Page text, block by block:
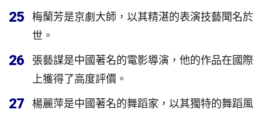
25
梅蘭芳是京劇大師，以其精湛的表演技藝聞名於
世。
26
張藝謀是中國著名的電影導演，他的作品在國際
上獲得了高度評價。
27
楊麗萍是中國著名的舞蹈家，以其獨特的舞蹈風